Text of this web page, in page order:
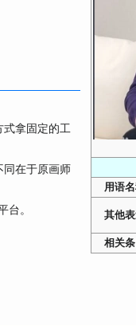
用语
其他
相关条
拿固定的工
同在于原画师
台。